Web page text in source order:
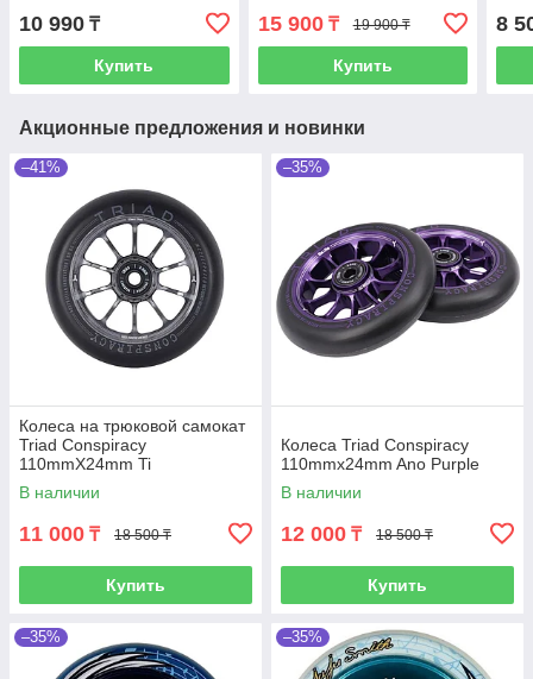
10 990 ₸
Купить
15 900₸ 19 900 ₸
Купить
8
Акционные предложения и новинки
–41%
Колеса на трюковой самокат
Triad Conspiracy
110mmX24mm Ti
В наличии
11 000 ₸ 18 500 ₸
Купить
–35%
Колеса Triad Conspiracy
110mmx24mm Ano Purple
В наличии
12 000 ₸ 18 500 ₸
Купить
–35% –35%